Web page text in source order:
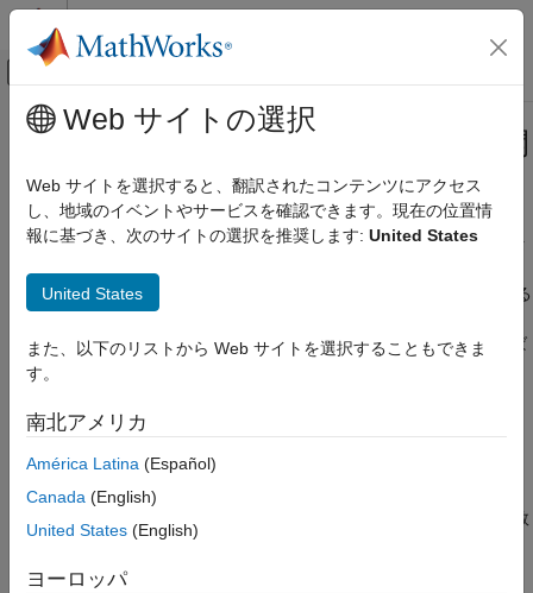
コンテンツへスキップ
オフキャンバス ナビゲーション メ
ドキュメンテーションのホーム
データのインポートと解析
大きなファイルとビッグ データ
カスタム tall 配列アルゴリズムの開発
カスタム アルゴリズムを実装する理由
背景: tall 配列ブロック
2 ステップのリダクション演算
スライディングウィンドウ操作
出力データ型の制御
メインコンテンツ
カスタム tall 配列アルゴリズムの開
発
tall 配列は、従来の MATLAB®構文を使用して大規模なデータ セ
は、それぞれが個別にメモリに収まるデータ ブロックを操作する
ートするために並列化アプローチを使用するよう更新しなければ
カスタム関数を tall 配列に適用するために現在使用できるアプロ
ーチは、次のとおりです。
:tall 配列内のデータ ブロックに関数
を適用します。
Web サイトの選択
Web サイトを選択すると、翻訳されたコンテンツにアクセス
し、地域のイベントやサービスを確認できます。現在の位置情
報に基づき、次のサイトの選択を推奨します: United States
United States
また、以下のリストから Web サイトを選択することもできま
す。
南北アメリカ
América Latina (Español)
Canada (English)
United States (English)
ヨーロッパ